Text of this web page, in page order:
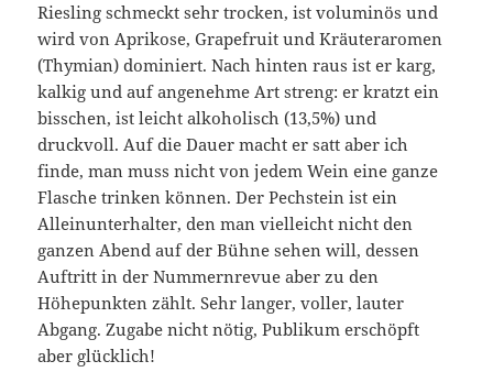
Riesling schmeckt sehr trocken, ist voluminös und
wird von Aprikose, Grapefruit und Kräuteraromen
(Thymian) dominiert. Nach hinten raus ist er karg,
kalkig und auf angenehme Art streng: er kratzt ein
bisschen, ist leicht alkoholisch (13,5%) und
druckvoll. Auf die Dauer macht er satt aber ich
finde, man muss nicht von jedem Wein eine ganze
Flasche trinken können. Der Pechstein ist ein
Alleinunterhalter, den man vielleicht nicht den
ganzen Abend auf der Bühne sehen will, dessen
Auftritt in der Nummernrevue aber zu den
Höhepunkten zählt. Sehr langer, voller, lauter
Abgang. Zugabe nicht nötig, Publikum erschöpft
aber glücklich!